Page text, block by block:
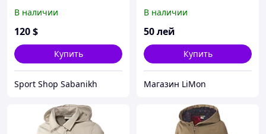
В наличии
120$
Купить
Sport Shop Sabanikh
Warmers (Италия)
В наличии
50лей
Купить
Магазин LiMon